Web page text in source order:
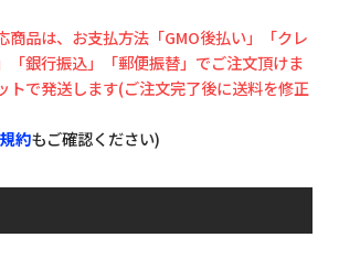
品は、お支払方法「GMO後払い」「クレ
「銀行振込」「郵便振替」でご注文頂けま
トで発送します(ご注文完了後に送料を修正
約もご確認ください)